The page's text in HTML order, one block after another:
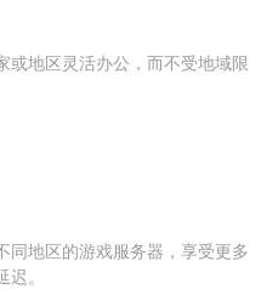
或地区灵活办公，而不受地域限
同地区的游戏服务器，享受更多
。